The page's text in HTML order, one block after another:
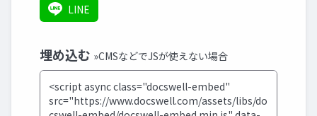
LINE
埋め込む »CMSなどでJSが使えない場合